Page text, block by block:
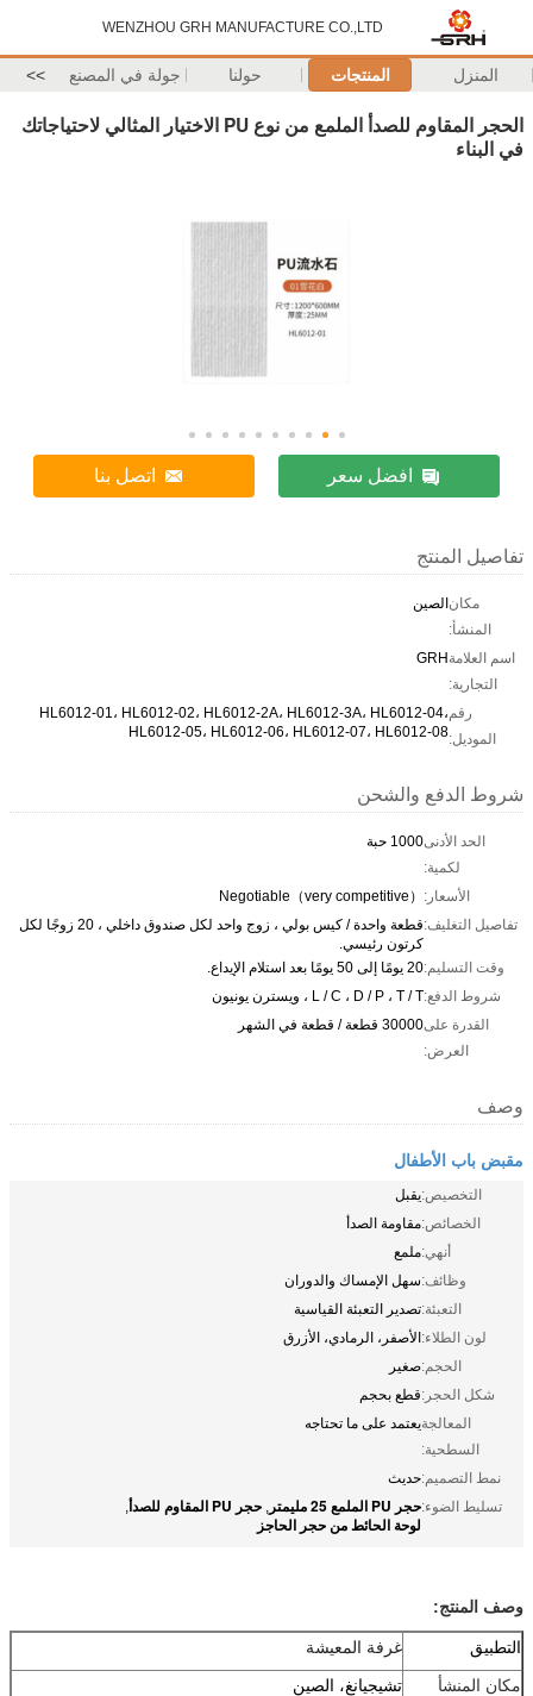
WENZHOU GRH MANUFACTURE CO.,LTD
المنزل المنتجات حولنا جولة في المصنع >>
الحجر المقاوم للصدأ الملمع من نوع PU الاختيار المثالي لاحتياجاتك
في البناء
افضل سعر اتصل بنا
تفاصيل المنتج
مكان
المنشأ:
الصين
اسم العلامة
التجارية:
GRH
رقم
الموديل:
HL6012-01، HL6012-02، HL6012-2A، HL6012-3A، HL6012-04،
HL6012-05، HL6012-06، HL6012-07، HL6012-08
شروط الدفع والشحن
الحد الأدنى
لكمية:
1000 حبة
الأسعار: Negotiable（very competitive）
تفاصيل التغليف:
قطعة واحدة / كيس بولي ، زوج واحد لكل صندوق داخلي ، 20 زوجًا لكل
كرتون رئيسي.
وقت التسليم:20 يومًا إلى 50 يومًا بعد استلام الإيداع.
شروط الدفع:L / C ، D / P ، T / T ، ويسترن يونيون
القدرة على
العرض:
30000 قطعة / قطعة في الشهر
وصف
مقبض باب الأطفال
التخصيص:يقبل
الخصائص:مقاومة الصدأ
أنهي:ملمع
وظائف:سهل الإمساك والدوران
التعبئة:تصدير التعبئة القياسية
لون الطلاء:الأصفر، الرمادي، الأزرق
الحجم:صغير
شكل الحجر:قطع بحجم
المعالجة
السطحية:
يعتمد على ما تحتاجه
نمط التصميم:حديث
تسليط الضوء:حجر PU الملمع 25 مليمتر , حجر PU المقاوم للصدأ ,
لوحة الحائط من حجر الحاجز
وصف المنتج:
التطبيق
غرفة المعيشة
مكان المنشأ
تشيجيانغ، الصين